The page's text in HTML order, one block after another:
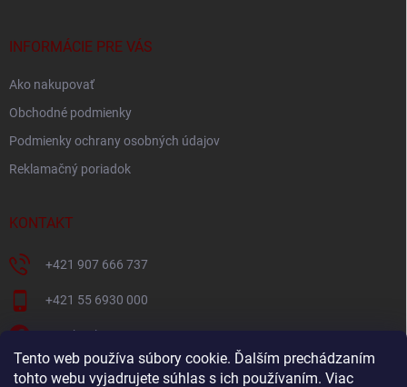
Tento web používa súbory cookie. Ďalším prechádzaním
tohto webu vyjadrujete súhlas s ich používaním. Viac
INFORMÁCIE PRE VÁS
Ako nakupovať
Obchodné podmienky
Podmienky ochrany osobných údajov
Reklamačný poriadok
KONTAKT
+421 907 666 737
+421 55 6930 000
Facebook
+421907666737